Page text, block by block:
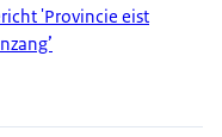
'Provincie eist